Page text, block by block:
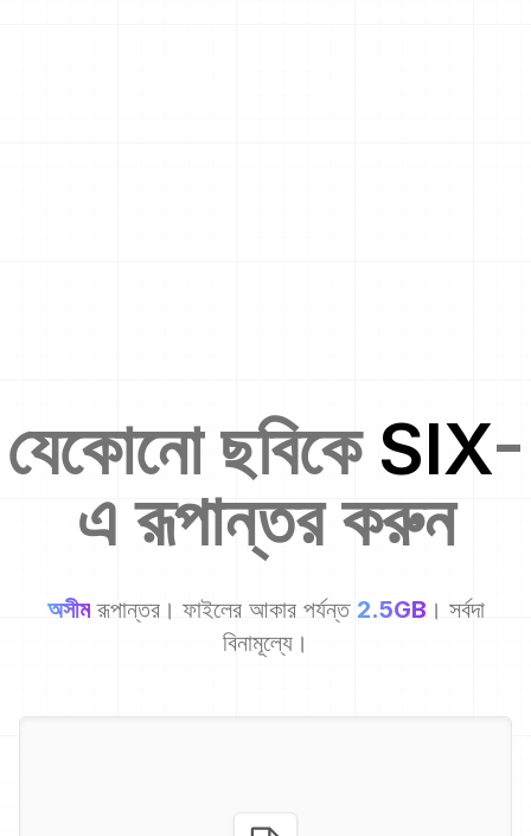
যেকোনো ছবিকে SIX-
এ রূপান্তর করুন
অসীম রূপান্তর। ফাইলের আকার পর্যন্ত 2.5GB । সর্বদা
বিনামূল্যে।